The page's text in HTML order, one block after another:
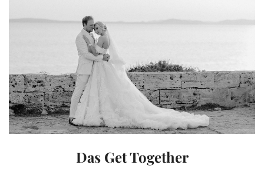
Das Get Together